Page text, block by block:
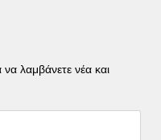
λαμβάνετε νέα και